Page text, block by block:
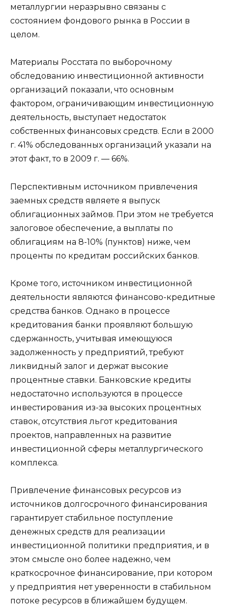
металлургии неразрывно связаны с
состоянием фондового рынка в России в
целом.
Материалы Росстата по выборочному
обследованию инвестиционной активности
организаций показали, что основным
фактором, ограничивающим инвестиционную
деятельность, выступает недостаток
собственных финансовых средств. Если в 2000
г. 41% обследованных организаций указали на
этот факт, то в 2009 г. — 66%.
Перспективным источником привлечения
заемных средств являете я выпуск
облигационных займов. При этом не требуется
залоговое обеспечение, а выплаты по
облигациям на 8-10% (пунктов) ниже, чем
проценты по кредитам российских банков.
Кроме того, источником инвестиционной
деятельности являются финансово-кредитные
средства банков. Однако в процессе
кредитования банки проявляют большую
сдержанность, учитывая имеющуюся
задолженность у предприятий, требуют
ликвидный залог и держат высокие
процентные ставки. Банковские кредиты
недостаточно используются в процессе
инвестирования из-за высоких процентных
ставок, отсутствия льгот кредитования
проектов, направленных на развитие
инвестиционной сферы металлургического
комплекса.
Привлечение финансовых ресурсов из
источников долгосрочного финансирования
гарантирует стабильное поступление
денежных средств для реализации
инвестиционной политики предприятия, и в
этом смысле оно более надежно, чем
краткосрочное финансирование, при котором
у предприятия нет уверенности в стабильном
потоке ресурсов в ближайшем будущем.